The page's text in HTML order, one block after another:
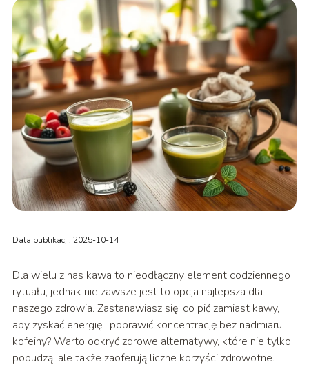
Data publikacji: 2025-10-14
Dla wielu z nas kawa to nieodłączny element codziennego
rytuału, jednak nie zawsze jest to opcja najlepsza dla
naszego zdrowia. Zastanawiasz się, co pić zamiast kawy,
aby zyskać energię i poprawić koncentrację bez nadmiaru
kofeiny? Warto odkryć zdrowe alternatywy, które nie tylko
pobudzą, ale także zaoferują liczne korzyści zdrowotne.